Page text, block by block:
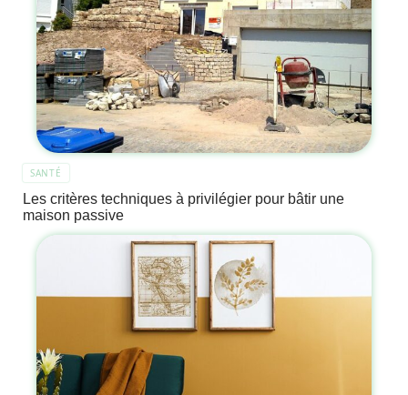
SANTÉ
Les critères techniques à privilégier pour bâtir une
maison passive